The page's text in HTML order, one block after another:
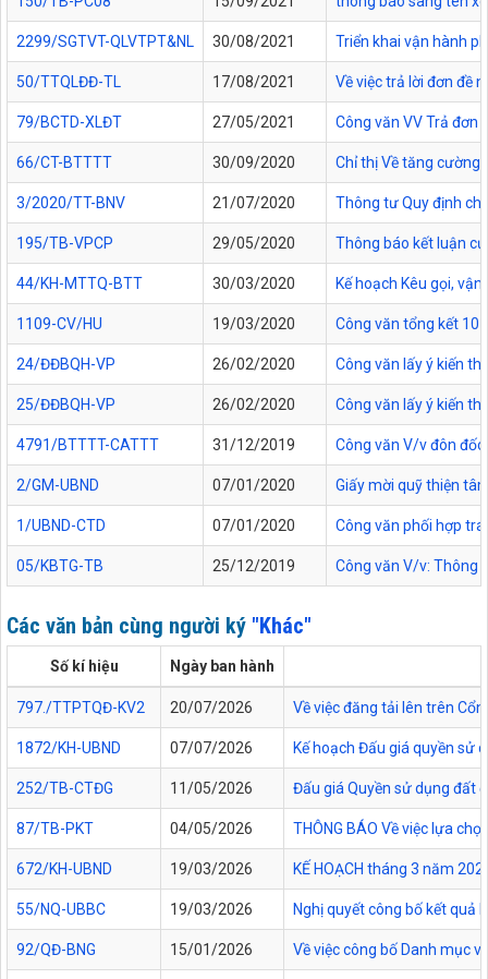
2299/SGTVT-QLVTPT&NL 30/08/2021 Triển khai vận hành
50/TTQLĐĐ-TL 17/08/2021 Về việc trả lời đơn đề
79/BCTD-XLĐT 27/05/2021 Công văn VV Trả đơn
66/CT-BTTTT 30/09/2020 Chỉ thị Về tăng
3/2020/TT-BNV 21/07/2020 Thông tư Quy định
195/TB-VPCP 29/05/2020 Thông báo kết luận
44/KH-MTTQ-BTT 30/03/2020 Kế hoạch Kêu gọi,
1109-CV/HU 19/03/2020 Công văn tổng kết 10
24/ĐĐBQH-VP 26/02/2020 Công văn lấy ý kiến
25/ĐĐBQH-VP 26/02/2020 Công văn lấy ý kiến
4791/BTTTT-CATTT 31/12/2019 Công văn V/v đôn
2/GM-UBND 07/01/2020 Giấy mời quỹ thiện
1/UBND-CTD 07/01/2020 Công văn phối hợp
05/KBTG-TB 25/12/2019 Công văn V/v: Thông
Các văn bản cùng người ký "Khác"
Số kí hiệu Ngày ban hành
797./TTPTQĐ-KV2 20/07/2026 Về việc đăng tải lên trên
1872/KH-UBND 07/07/2026 Kế hoạch Đấu giá quyền sử
252/TB-CTĐG 11/05/2026 Đấu giá Quyền sử dụng đất
87/TB-PKT 04/05/2026 THÔNG BÁO Về việc lựa
672/KH-UBND 19/03/2026 KẾ HOẠCH tháng 3 năm
55/NQ-UBBC 19/03/2026 Nghị quyết công bố kết quả
92/QĐ-BNG 15/01/2026 Về việc công bố Danh mục